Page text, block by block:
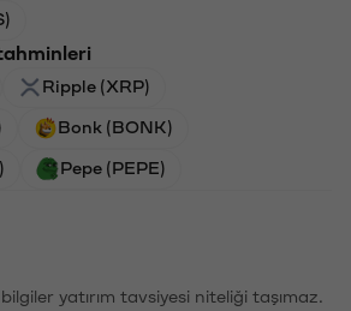
Ripple (XRP)
Bonk (BONK)
Pepe (PEPE)
yatırım tavsiyesi niteliği taşımaz.